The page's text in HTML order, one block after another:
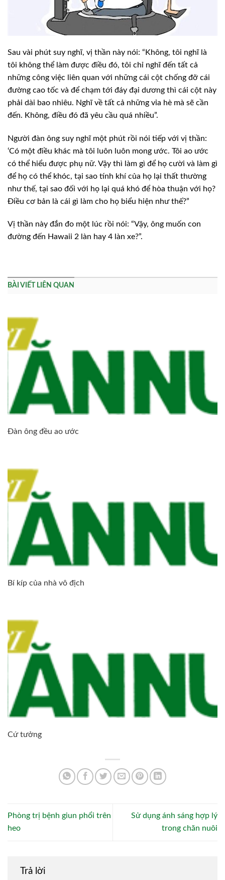
Sau vài phút suy nghĩ, vị thần này nói: “Không, tôi nghĩ là
tôi không thể làm được điều đó, tôi chỉ nghĩ đến tất cả
những công việc liên quan với những cái cột chống đỡ cái
đường cao tốc và để chạm tới đáy đại dương thì cái cột này
phải dài bao nhiêu. Nghĩ về tất cả những vỉa hè mà sẽ cần
đến. Không, điều đó đã yêu cầu quá nhiều”.
Người đàn ông suy nghĩ một phút rồi nói tiếp với vị thần:
‘Có một điều khác mà tôi luôn luôn mong ước. Tôi ao ước
có thể hiểu được phụ nữ. Vậy thì làm gì để họ cười và làm gì
để họ có thể khóc, tại sao tính khí của họ lại thất thường
như thế, tại sao đối với họ lại quá khó để hòa thuận với họ?
Điều cơ bản là cái gì làm cho họ biểu hiện như thế?”
Vị thần này đắn đo một lúc rồi nói: “Vậy, ông muốn con
đường đến Hawaii 2 làn hay 4 làn xe?”.
BÀI VIẾT LIÊN QUAN
Đàn ông đều ao ước
Bí kíp của nhà vô địch
Cứ tưởng
Phòng trị bệnh giun phổi trên
heo
Sử dụng ánh sáng hợp lý
trong chăn nuôi
Trả lời